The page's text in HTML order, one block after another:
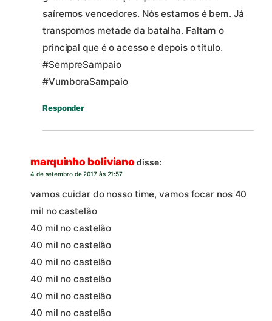
saíremos vencedores. Nós estamos é bem. Já
transpomos metade da batalha. Faltam o
principal que é o acesso e depois o título.
#SempreSampaio
#VumboraSampaio
Responder
marquinho boliviano disse:
4 de setembro de 2017 às 21:57
vamos cuidar do nosso time, vamos focar nos 40
mil no castelão
40 mil no castelão
40 mil no castelão
40 mil no castelão
40 mil no castelão
40 mil no castelão
40 mil no castelão